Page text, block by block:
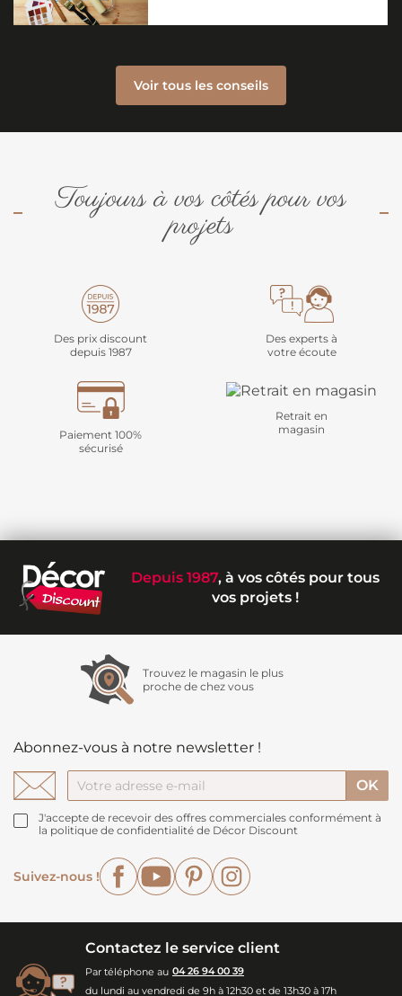
Voir tous les conseils
Toujours à vos côtés pour vos
projets
Des prix discount
depuis 1987
Des experts à
votre écoute
Paiement 100%
sécurisé
Retrait en
magasin
Depuis 1987, à vos côtés pour tous
vos projets !
Trouvez le magasin le plus
proche de chez vous
Abonnez-vous à notre newsletter !
J'accepte de recevoir des offres commerciales conformément à
la politique de confidentialité de Décor Discount
Suivez-nous !
FacebookYouTubePinterest
Contactez le service client
Par téléphone au 04 26 94 00 39
du lundi au vendredi de 9h à 12h30 et de 13h30 à 17h